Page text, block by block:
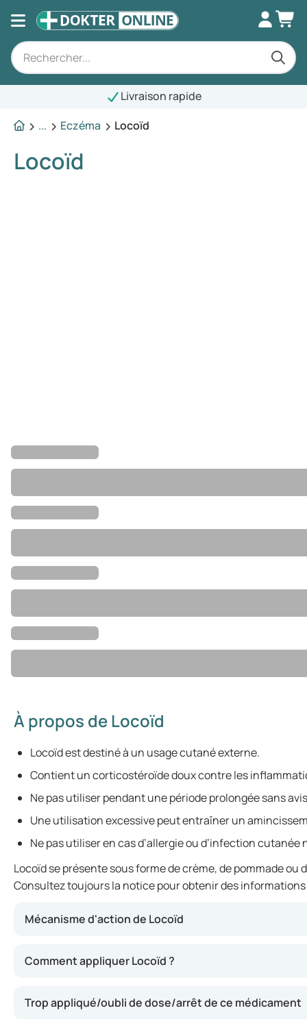
Livraison rapide
...
Eczéma Locoïd
Locoïd
À propos de Locoïd
Locoïd est destiné à un usage cutané externe.
Contient un corticostéroïde doux contre les
Ne pas utiliser pendant une période prolongée sans
Une utilisation excessive peut entraîner un
Ne pas utiliser en cas d’allergie ou d’infection cutanée
Locoïd se présente sous forme de crème, de pommade
Consultez toujours la notice pour obtenir des
Mécanisme d'action de Locoïd
Comment appliquer Locoïd ?
Trop appliqué/oubli de dose/arrêt de ce médicament